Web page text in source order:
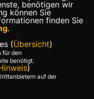
benötigen wir
können Sie
finden Sie
.
(Übersicht)
für den
benötigt.
)
auf der